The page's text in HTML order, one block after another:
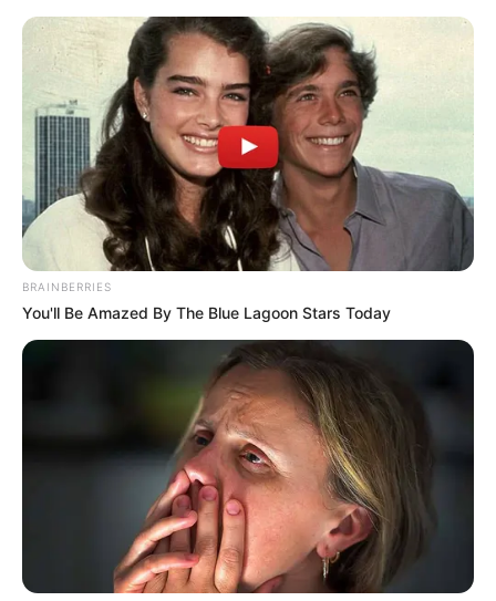
(foto: brightside)
Baca juga: 10 Potret Menawan Marissa Brigitta, Adik Celine
Evangelista yang Eksis
Wah beda banget bukan penampilannya? Gak bakal nyangka nih
jika transformasinya sejauh itu.
ARTIS PERUBAHAN WAJAH
BRAINBERRIES
You'll Be Amazed By The Blue Lagoon Stars Today